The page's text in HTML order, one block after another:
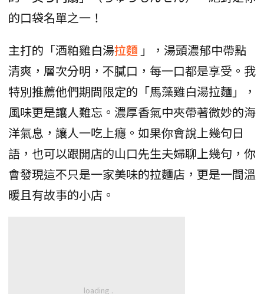
的口袋名單之一！
主打的「酒粕雞白湯拉麵 」，湯頭濃郁中帶點
清爽，層次分明，不膩口，每一口都是享受。我
特別推薦他們期間限定的「馬藻雞白湯拉麵」，
風味更是讓人難忘。濃厚香氣中夾帶著微妙的海
洋氣息，讓人一吃上癮。如果你會說上幾句日
語，也可以跟開店的山口先生夫婦聊上幾句，你
會發現這不只是一家美味的拉麵店，更是一間溫
暖且有故事的小店。